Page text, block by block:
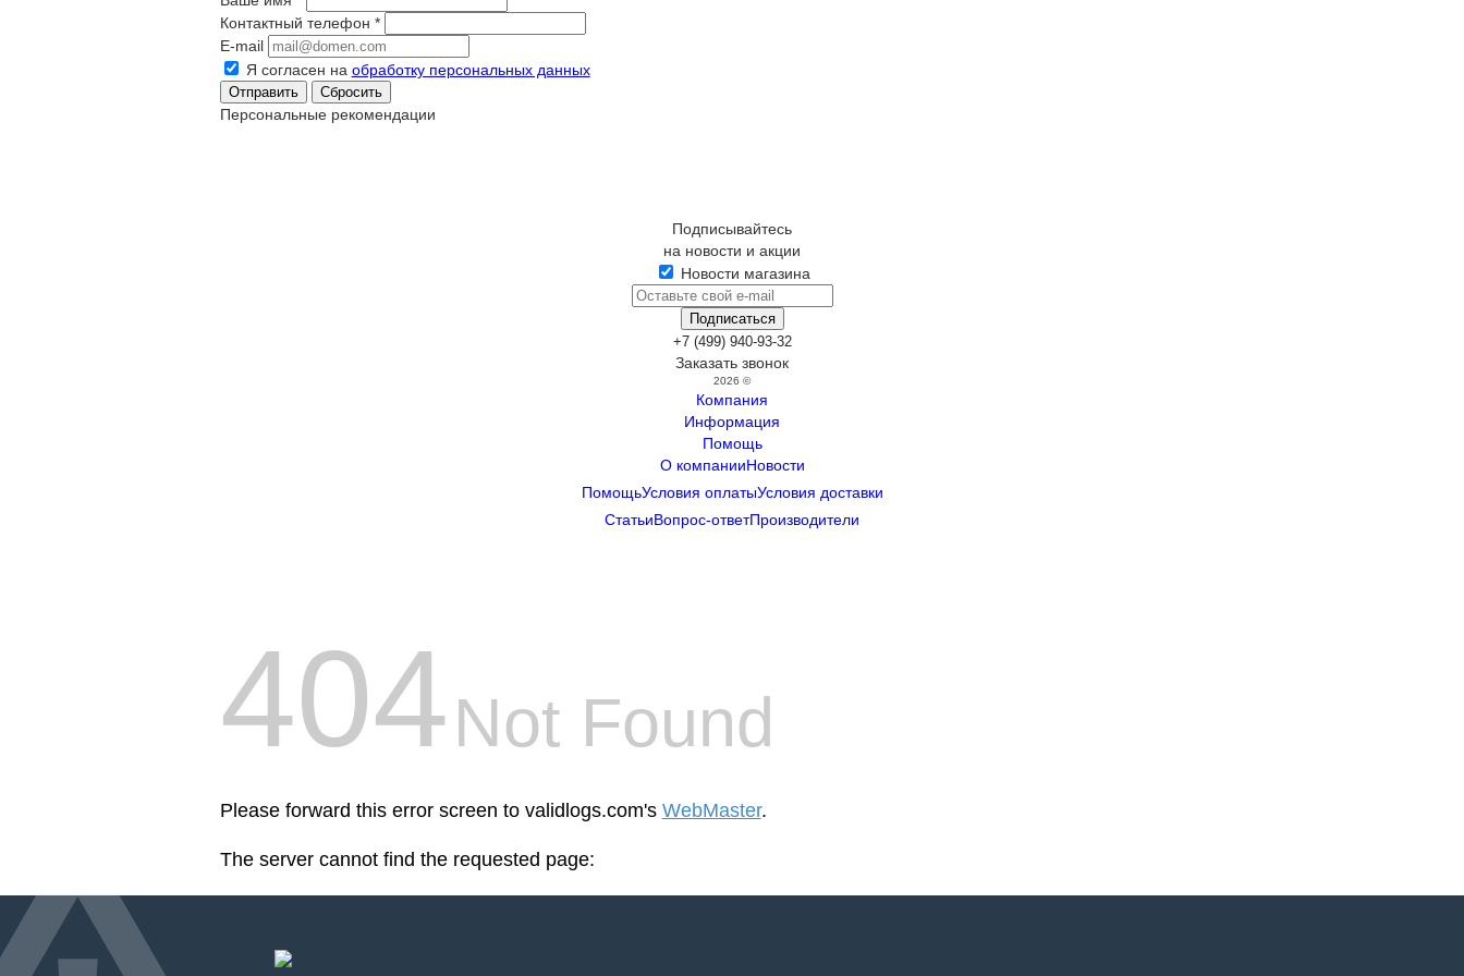
Контактный телефон *
E-mail
Я согласен на обработку персональных данных
Сбросить
Персональные рекомендации
Подписывайтесь
на новости и акции
Новости магазина
+7 (499) 940-93-32
Заказать звонок
2026 ©
Компания
Информация
Помощь
О компанииНовости
ПомощьУсловия оплатыУсловия доставки
СтатьиВопрос-ответПроизводители
404Not Found
Please forward this error screen to validlogs.com's WebMaster.
The server cannot find the requested page: